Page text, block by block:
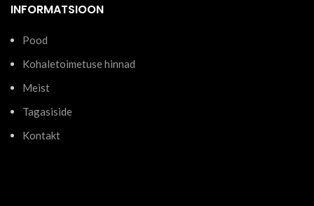
INFORMATSIOON
Pood
Kohaletoimetuse hinnad
Meist
Tagasiside
Kontakt